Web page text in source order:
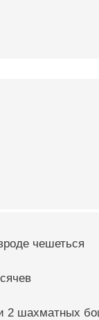
чешеться
шахматных